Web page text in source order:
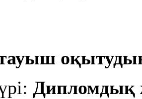
оқытудың
Дипломдық